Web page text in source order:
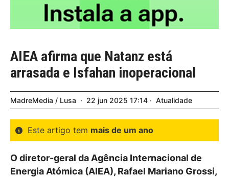
AIEA afirma que Natanz está
arrasada e Isfahan inoperacional
MadreMedia / Lusa 22 jun 2025 17:14 Atualidade
Este artigo tem mais de um ano
O diretor-geral da Agência Internacional de
Energia Atómica (AIEA), Rafael Mariano Grossi,